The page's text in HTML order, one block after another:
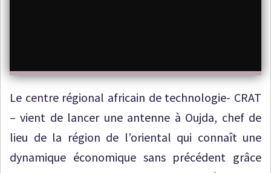
Le centre régional africain de technologie- CRAT
– vient de lancer une antenne à Oujda, chef de
lieu de la région de l’oriental qui connaît une
dynamique économique sans précédent grâce